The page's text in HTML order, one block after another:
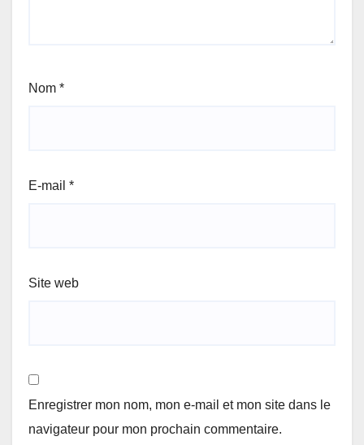
Nom *
E-mail *
Site web
Enregistrer mon nom, mon e-mail et mon site dans le
navigateur pour mon prochain commentaire.